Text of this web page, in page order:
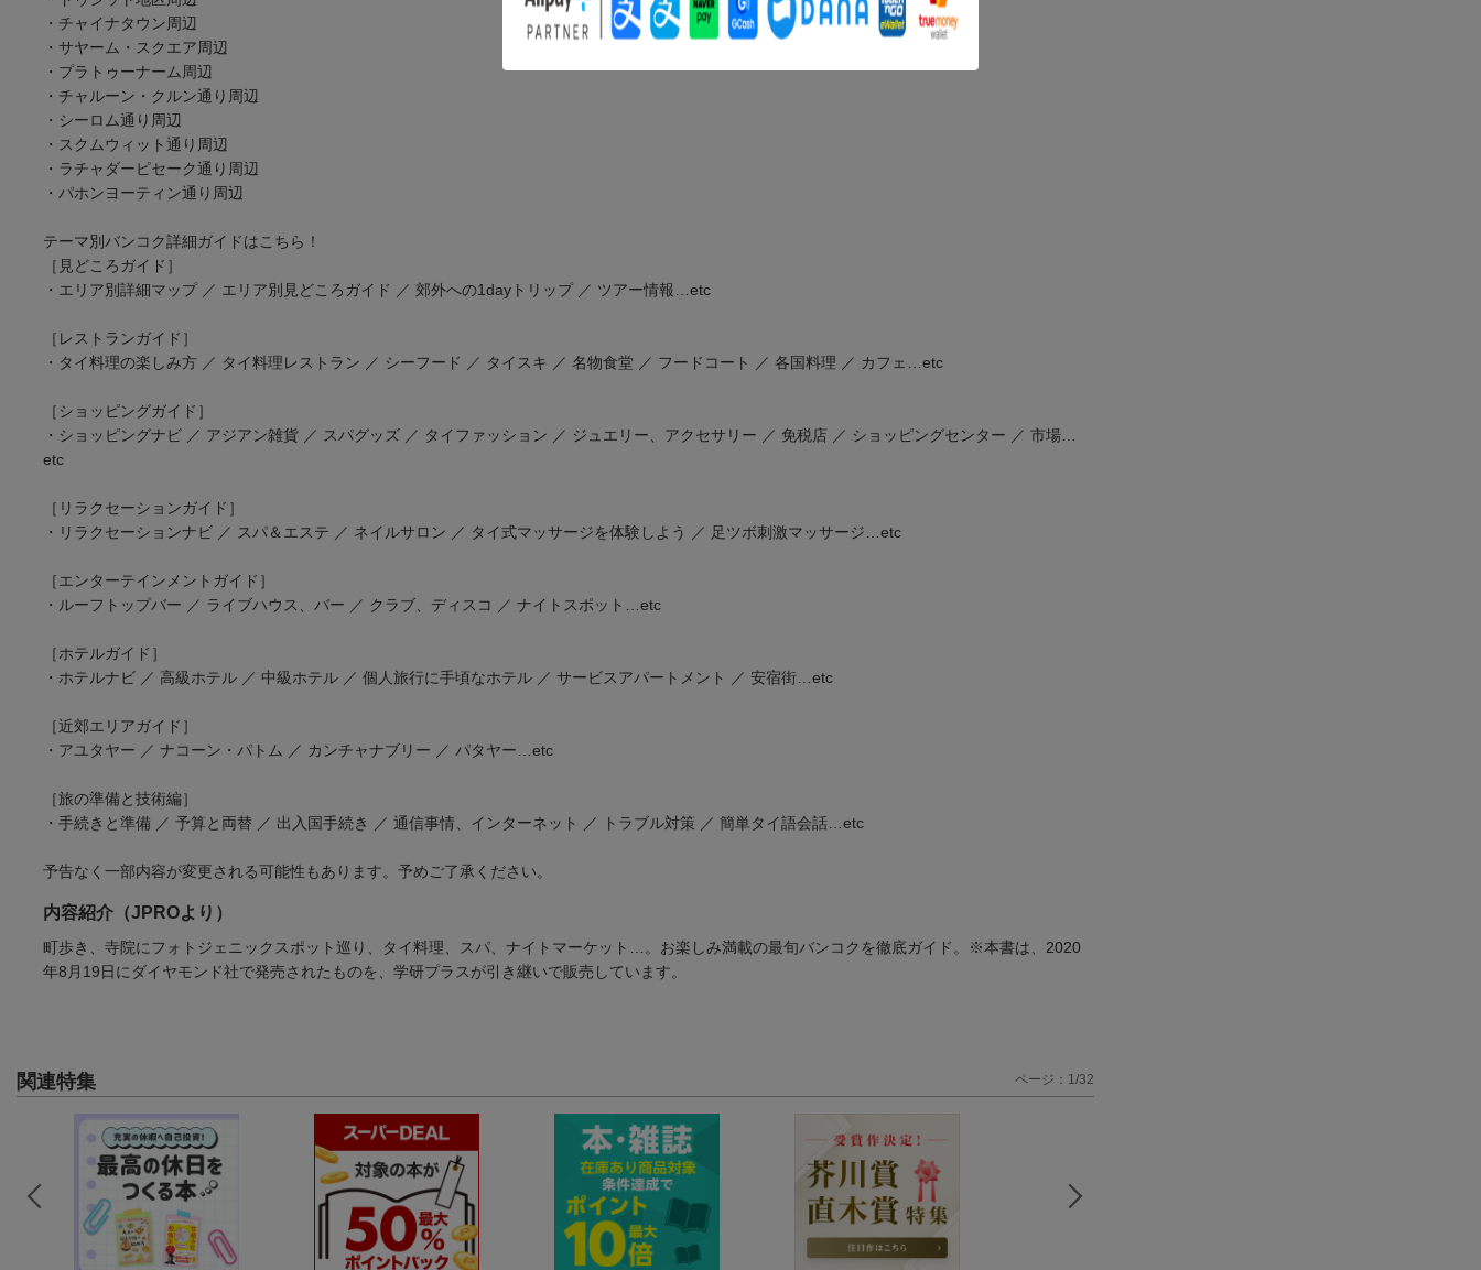
・チャイナタウン周辺
・サヤーム・スクエア周辺
・プラトゥーナーム周辺
・チャルーン・クルン通り周辺
・シーロム通り周辺
・スクムウィット通り周辺
・ラチャダーピセーク通り周辺
・パホンヨーティン通り周辺
テーマ別バンコク詳細ガイドはこちら！
［見どころガイド］
・エリア別詳細マップ ／ エリア別見どころガイド ／ 郊外への1dayトリップ ／ ツアー情報…etc
［レストランガイド］
・タイ料理の楽しみ方 ／ タイ料理レストラン ／ シーフード ／ タイスキ ／ 名物食堂 ／ フードコート ／ 各国料理 ／ カフェ…etc
［ショッピングガイド］
・ショッピングナビ ／ アジアン雑貨 ／ スパグッズ ／ タイファッション ／ ジュエリー、アクセサリー ／ 免税店 ／ ショッピングセンター ／ 市場…
etc
［リラクセーションガイド］
・リラクセーションナビ ／ スパ＆エステ ／ ネイルサロン ／ タイ式マッサージを体験しよう ／ 足ツボ刺激マッサージ…etc
［エンターテインメントガイド］
・ルーフトップバー ／ ライブハウス、バー ／ クラブ、ディスコ ／ ナイトスポット…etc
［ホテルガイド］
・ホテルナビ ／ 高級ホテル ／ 中級ホテル ／ 個人旅行に手頃なホテル ／ サービスアパートメント ／ 安宿街…etc
［近郊エリアガイド］
・アユタヤー ／ ナコーン・パトム ／ カンチャナブリー ／ パタヤー…etc
［旅の準備と技術編］
・手続きと準備 ／ 予算と両替 ／ 出入国手続き ／ 通信事情、インターネット ／ トラブル対策 ／ 簡単タイ語会話…etc
予告なく一部内容が変更される可能性もあります。予めご了承ください。
内容紹介（JPROより）
町歩き、寺院にフォトジェニックスポット巡り、タイ料理、スパ、ナイトマーケット…。お楽しみ満載の最旬バンコクを徹底ガイド。※本書は、2020
年8月19日にダイヤモンド社で発売されたものを、学研プラスが引き継いで販売しています。
関連特集 ページ：1/32